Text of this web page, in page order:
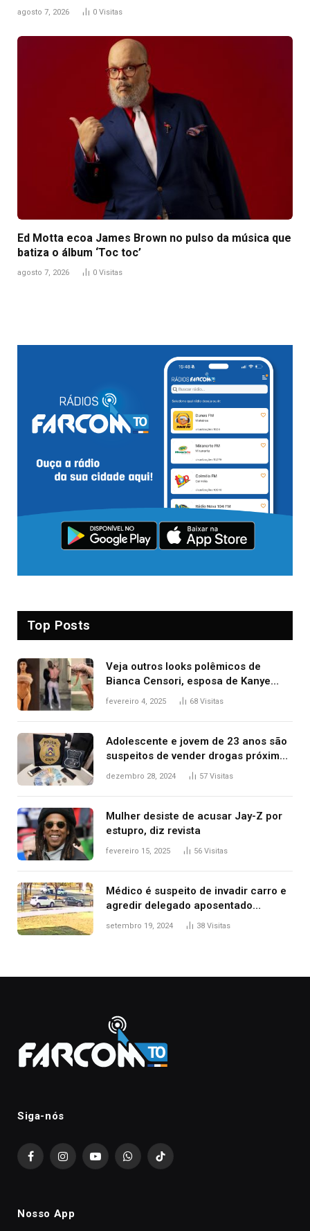
agosto 7, 2026 0 Visitas
Ed Motta ecoa James Brown no pulso da música que
batiza o álbum ‘Toc toc’
agosto 7, 2026 0 Visitas
Top Posts
Veja outros looks polêmicos de
Bianca Censori, esposa de Kanye
West que apareceu nua no Grammy
fevereiro 4, 2025 68 Visitas
Adolescente e jovem de 23 anos são
suspeitos de vender drogas próximo
de delegacia e escola, diz polícia
dezembro 28, 2024 57 Visitas
Mulher desiste de acusar Jay-Z por
estupro, diz revista
fevereiro 15, 2025 56 Visitas
Médico é suspeito de invadir carro e
agredir delegado aposentado
durante confusão no trânsito
setembro 19, 2024 38 Visitas
Siga-nós
FacebookInstagramYouTubeWhatsAppTikTok
Nosso App